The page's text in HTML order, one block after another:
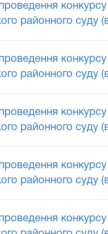
конкурсу
районного суду
конкурсу
районного суду
конкурсу
районного суду
конкурсу
районного суду
конкурсу